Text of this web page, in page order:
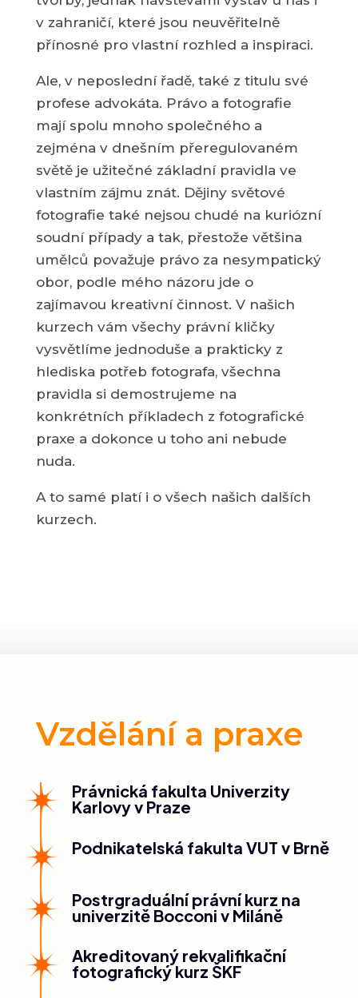
v zahraničí, které jsou neuvěřitelně
přínosné pro vlastní rozhled a inspiraci.
Ale, v neposlední řadě, také z titulu své
profese advokáta. Právo a fotografie
mají spolu mnoho společného a
zejména v dnešním přeregulovaném
světě je užitečné základní pravidla ve
vlastním zájmu znát. Dějiny světové
fotografie také nejsou chudé na kuriózní
soudní případy a tak, přestože většina
umělců považuje právo za nesympatický
obor, podle mého názoru jde o
zajímavou kreativní činnost. V našich
kurzech vám všechy právní kličky
vysvětlíme jednoduše a prakticky z
hlediska potřeb fotografa, všechna
pravidla si demostrujeme na
konkrétních příkladech z fotografické
praxe a dokonce u toho ani nebude
nuda.
A to samé platí i o všech našich dalších
kurzech.
Vzdělání a praxe
Právnická fakulta Univerzity
Karlovy v Praze
Podnikatelská fakulta VUT v Brně
Postrgraduální právní kurz na
univerzitě Bocconi v Miláně
Akreditovaný rekvalifikační
fotografický kurz ŠKF